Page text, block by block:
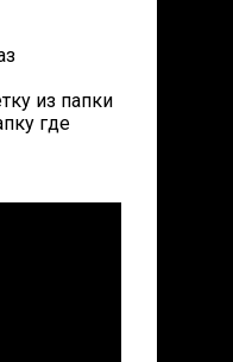
из папки
где